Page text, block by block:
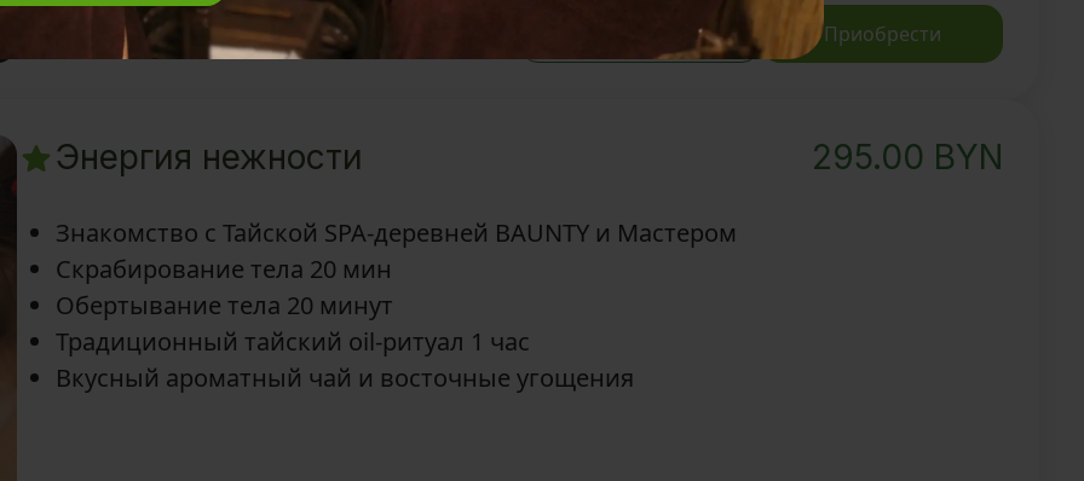
1 час 30 минут Приобрести
Энергия нежности 295.00 BYN
Знакомство с Тайской SPA-деревней BAUNTY и Мастером
Скрабирование тела 20 мин
Обертывание тела 20 минут
Традиционный тайский oil-ритуал 1 час
Вкусный ароматный чай и восточные угощения